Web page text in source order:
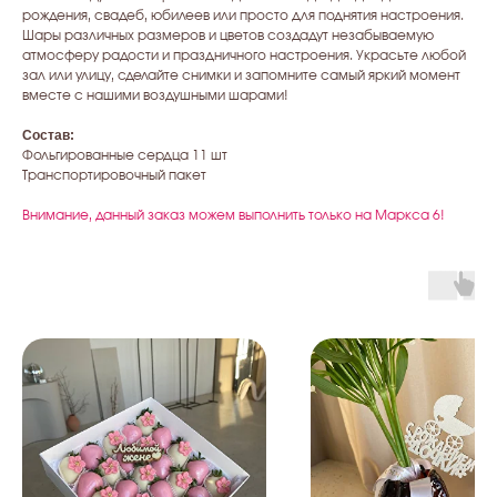
рождения, свадеб, юбилеев или просто для поднятия настроения.
Шары различных размеров и цветов создадут незабываемую
атмосферу радости и праздничного настроения. Украсьте любой
зал или улицу, сделайте снимки и запомните самый яркий момент
вместе с нашими воздушными шарами!
Состав:
Фольгированные сердца 11 шт
Транспортировочный пакет
Внимание, данный заказ можем выполнить только на Маркса 6!